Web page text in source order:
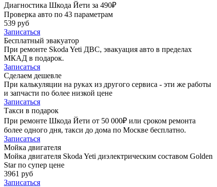
Диагностика Шкода Йети за 490₽
Проверка авто по 43 параметрам
539 руб
Записаться
Бесплатный эвакуатор
При ремонте Skoda Yeti ДВС, эвакуация авто в пределах
МКАД в подарок.
Записаться
Сделаем дешевле
При калькуляции на руках из другого сервиса - эти же работы
и запчасти по более низкой цене
Записаться
Такси в подарок
При ремонте Шкода Йети от 50 000₽ или сроком ремонта
более одного дня, такси до дома по Москве бесплатно.
Записаться
Мойка двигателя
Мойка двигателя Skoda Yeti диэлектрическим составом Golden
Star по супер цене
3961 руб
Записаться